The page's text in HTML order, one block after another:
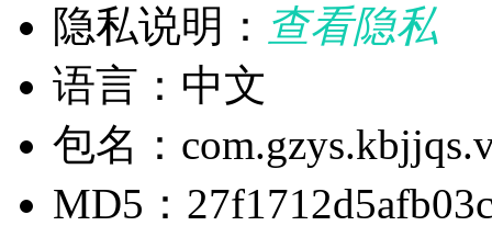
隐私说明： 查看隐私
语言：中文
包名：
MD5：